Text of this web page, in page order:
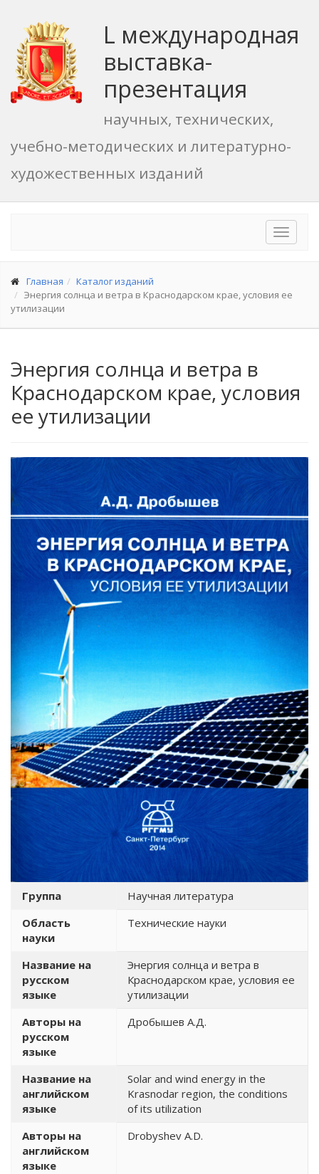
L международная
выставка-
презентация
научных, технических,
учебно-методических и литературно-
художественных изданий
Toggle
Главная
Каталог изданий
Энергия солнца и ветра в Краснодарском крае, условия ее
утилизации
Энергия солнца и ветра в
Краснодарском крае, условия
ее утилизации
Группа
Научная литература
Область
науки
Технические науки
Название на
русском
языке
Энергия солнца и ветра в
Краснодарском крае, условия ее
утилизации
Авторы на
русском
языке
Дробышев А.Д.
Название на
английском
языке
Solar and wind energy in the
Krasnodar region, the conditions
of its utilization
Авторы на
английском
языке
Drobyshev A.D.